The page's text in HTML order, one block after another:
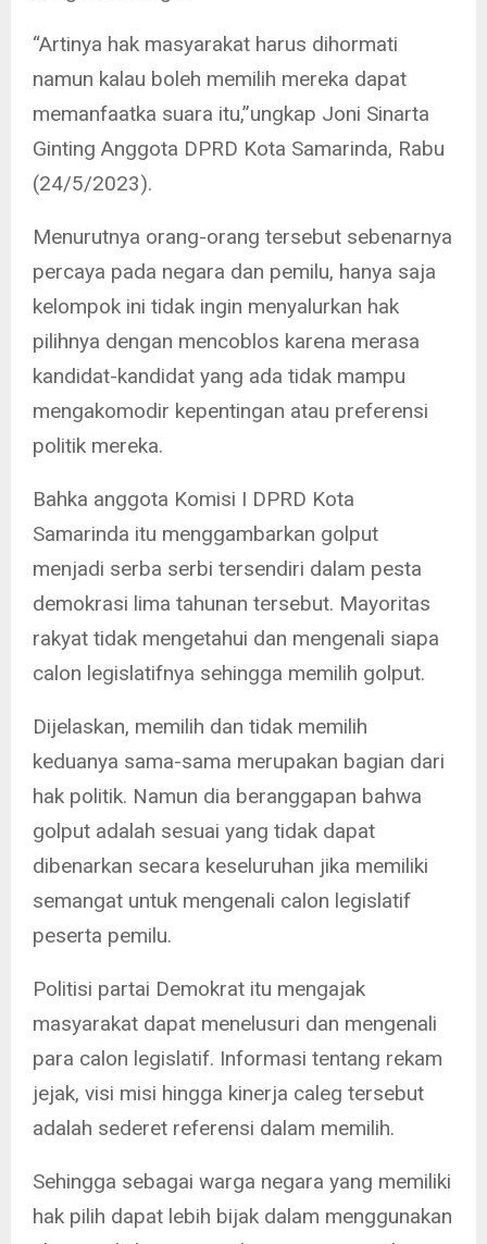
“Artinya hak masyarakat harus dihormati
namun kalau boleh memilih mereka dapat
memanfaatka suara itu,”ungkap Joni Sinarta
Ginting Anggota DPRD Kota Samarinda, Rabu
(24/5/2023).
Menurutnya orang-orang tersebut sebenarnya
percaya pada negara dan pemilu, hanya saja
kelompok ini tidak ingin menyalurkan hak
pilihnya dengan mencoblos karena merasa
kandidat-kandidat yang ada tidak mampu
mengakomodir kepentingan atau preferensi
politik mereka.
Bahka anggota Komisi I DPRD Kota
Samarinda itu menggambarkan golput
menjadi serba serbi tersendiri dalam pesta
demokrasi lima tahunan tersebut. Mayoritas
rakyat tidak mengetahui dan mengenali siapa
calon legislatifnya sehingga memilih golput.
Dijelaskan, memilih dan tidak memilih
keduanya sama-sama merupakan bagian dari
hak politik. Namun dia beranggapan bahwa
golput adalah sesuai yang tidak dapat
dibenarkan secara keseluruhan jika memiliki
semangat untuk mengenali calon legislatif
peserta pemilu.
Politisi partai Demokrat itu mengajak
masyarakat dapat menelusuri dan mengenali
para calon legislatif. Informasi tentang rekam
jejak, visi misi hingga kinerja caleg tersebut
adalah sederet referensi dalam memilih.
Sehingga sebagai warga negara yang memiliki
hak pilih dapat lebih bijak dalam menggunakan